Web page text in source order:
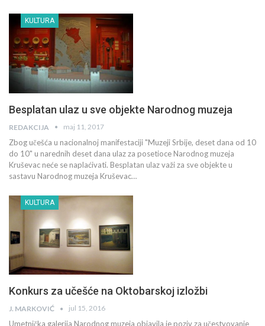
KULTURA
Besplatan ulaz u sve objekte Narodnog muzeja
REDAKCIJA maj 11, 2017
Zbog učešća u nacionalnoj manifestaciji "Muzeji Srbije, deset dana od 10
do 10" u narednih deset dana ulaz za posetioce Narodnog muzeja
Kruševac neće se naplaćivati. Besplatan ulaz važi za sve objekte u
sastavu Narodnog muzeja Kruševac…
KULTURA
Konkurs za učešće na Oktobarskoj izložbi
J. MARKOVIĆ jul 15, 2016
Umetnička galerija Narodnog muzeja objavila je poziv za učestvovanje